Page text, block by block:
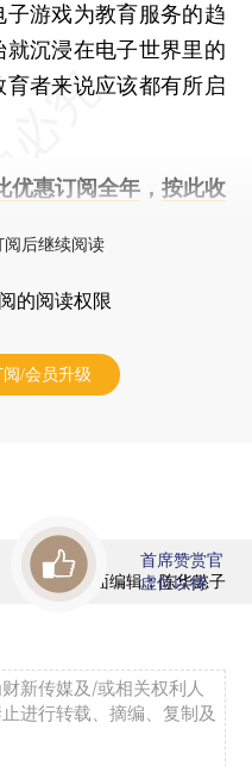
游戏为教育服务的趋
沉浸在电子世界里的
者来说应该都有所启
优惠订阅全年， 按此收
阅后继续阅读
的阅读权限
阅/会员升级
版面编辑：陈华懿子
首席赞赏官
虚位以待
新传媒及/或相关权利人
进行转载、摘编、复制及